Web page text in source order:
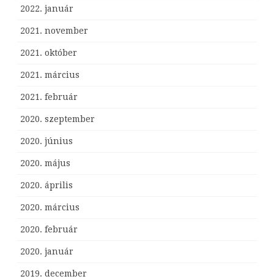
2022. január
2021. november
2021. október
2021. március
2021. február
2020. szeptember
2020. június
2020. május
2020. április
2020. március
2020. február
2020. január
2019. december